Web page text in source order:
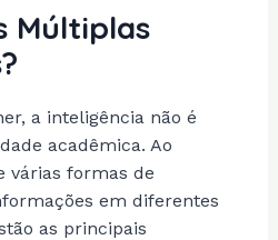
Múltiplas
a inteligência não é
acadêmica. Ao
várias formas de
em diferentes
as principais